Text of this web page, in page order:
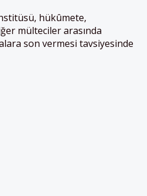
hükûmete,
mülteciler arasında
son vermesi tavsiyesinde